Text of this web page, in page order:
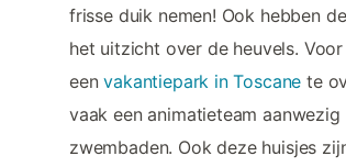
frisse duik nemen! Ook hebben
het uitzicht over de heuvels.
eenvakantiepark in Toscane te
vaak een animatieteam
zwembaden. Ook deze huisjes